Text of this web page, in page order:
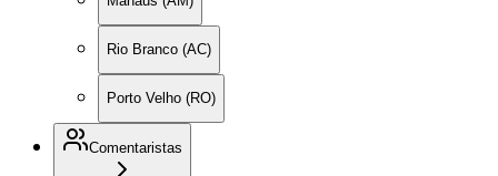
Rio Branco (AC)
Porto Velho (RO)
Comentaristas